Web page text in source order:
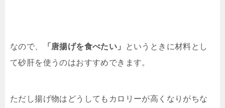
なので、 「唐揚げを食べたい」
というときに材料とし
て砂肝を使うのはおすすめできます。
ただし揚げ物はどうしてもカロリーが高くなりがちな